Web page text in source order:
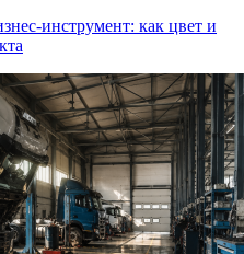
инструмент: как цвет и